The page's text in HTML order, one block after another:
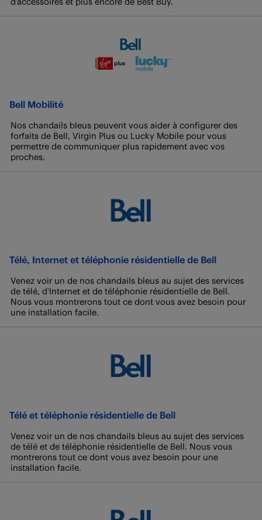
Bell Mobilité
Nos chandails bleus peuvent vous aider à configurer des
forfaits de Bell, Virgin Plus ou Lucky Mobile pour vous
permettre de communiquer plus rapidement avec vos
proches.
Télé, Internet et téléphonie résidentielle de Bell
Venez voir un de nos chandails bleus au sujet des services
de télé, d'Internet et de téléphonie résidentielle de Bell.
Nous vous montrerons tout ce dont vous avez besoin pour
une installation facile.
Télé et téléphonie résidentielle de Bell
Venez voir un de nos chandails bleus au sujet des services
de télé et de téléphonie résidentielle de Bell. Nous vous
montrerons tout ce dont vous avez besoin pour une
installation facile.